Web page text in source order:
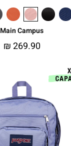
Main Campus
₪269.90